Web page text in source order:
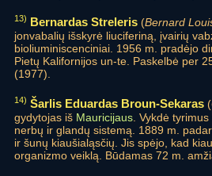
13) Bernardas Streleris (Bernard
jonvabalių išskyrė liuciferiną, įvairių
bioliuminiscenciniai. 1956 m. pradėjo
Pietų Kalifornijos un-te. Paskelbė per
(1977).
14) Šarlis Eduardas Broun-Sekaras (
gydytojas iš Mauricijaus . Vykdė
nerbų ir glandų sistemą. 1889 m.
ir šunų kiaušialąsčių. Jis spėjo, kad
organizmo veiklą. Būdamas 72 m.